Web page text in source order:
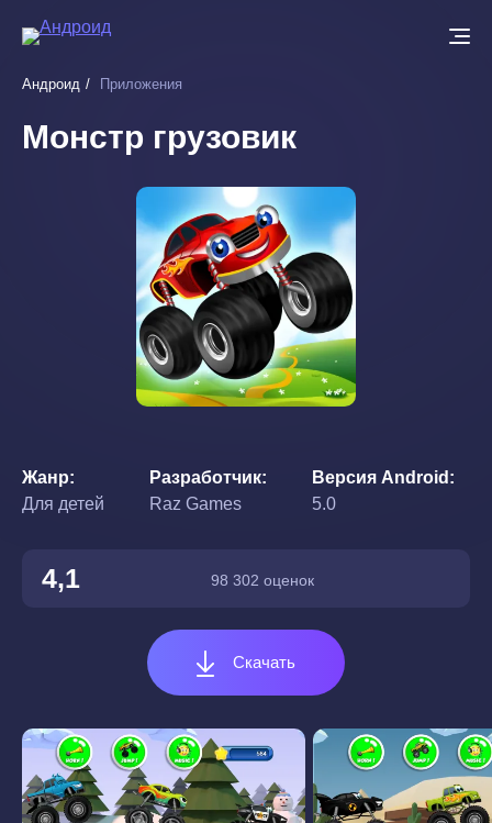
основному
Андроид Приложения
Монстр грузовик
Жанр
Для детей
Разработчик
Raz Games
Версия Android
5.0
4,1 98 302 оценок
Скачать